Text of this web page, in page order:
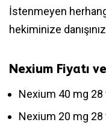
İstenmeyen
hekiminize
Nexium Fiyatı
Nexium 40 mg 28
Nexium 20 mg 28